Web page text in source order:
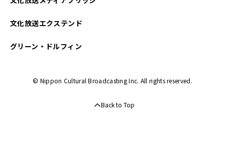
2021年07月
2021年05月
文化放送エクステンド
グリーン・ドルフィン
© Nippon Cultural Broadcasting Inc. All rights reserved.
Back to Top